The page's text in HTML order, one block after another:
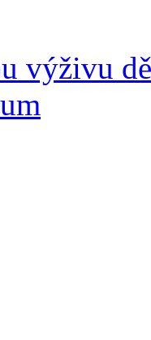
výživu